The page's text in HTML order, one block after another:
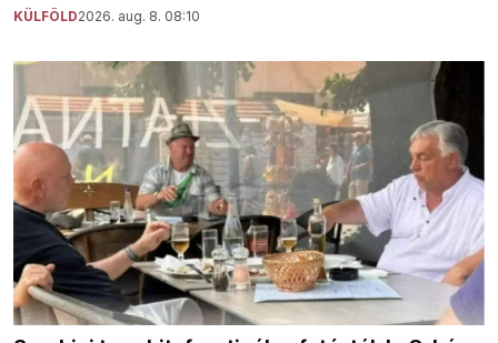
KÜLFÖLD2026. aug. 8. 08:10